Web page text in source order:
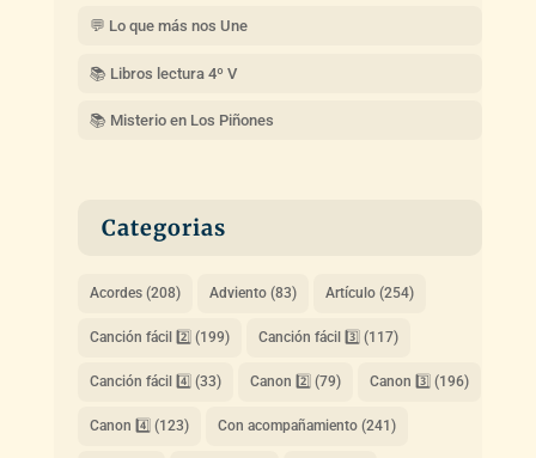
💬 Lo que más nos Une
📚 Libros lectura 4º V
📚 Misterio en Los Piñones
Categorias
Acordes(208) Adviento(83) Artículo(254)
Canción fácil 2️⃣ (199) Canción fácil 3️⃣ (117)
Canción fácil 4️⃣ (33) Canon 2️⃣ (79) Canon 3️⃣ (196)
Canon 4️⃣ (123) Con acompañamiento(241)